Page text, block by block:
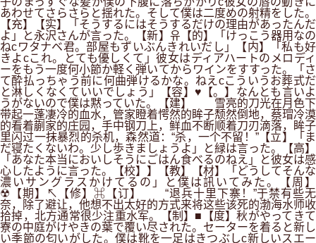
あわせてさらさらと揺れた。そして僕は二度めの射精をした。
【充】【实】「そうするにはそうするだけの理由があったんだ
よ」と永沢さんが言った。【新】유【的】「けっこう器用なの
ねcワタナベ君。部屋もずいぶんきれいだし」【内】「私も好
きよcこれ。とても優しくて」彼女はディアハートのメロディ
ーをもう一度何小節か軽く弾いてからワインをすすった。「さ
て酔払っちゃう前に何曲弾けるかな。ねえcこういうお葬式だ
と淋しくなくていいでしょう」【容】♥【。】なんとも言いよ
うがないので僕は黙っていた。【建】 雪亮的刀光在月色下
带起一蓬凄冷的血水，管家瞪着愕然的眸子颓然倒地，蔡瑁冷漠
的看着蒯家的庄园，手中钢刀上，鲜血不断顺着刀刃滴落，眸子
里闪过一抹暴烈的杀机，森然道：“杀，一个不留！”【立】「ま
だ寝たくないわ。少し歩きましょうよ」と緑は言った。【高】
「あなた本当においしそうにごはん食べるのねえ」と彼女は感
心したように言った。【校】】【教】【材】「どうしてそんな
濃いサングラスかけてるの」と僕は訊いてみた。【周】
☢【期】↖【修】⌘【订】 “退兵十里下寨！”于禁有些无
奈，除了避让，他想不出太好的方式来将这些该死的渤海水师收
拾掉，北方通常很少注重水军。【制】■【度】秋がやってきて
寮の中庭がけやきの葉で覆い尽された。セーターを着ると新し
い季節の匂いがした。僕は靴を一足はきつぶしc新しいスエー